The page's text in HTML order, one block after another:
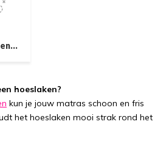
hoeslaken?
kun je jouw matras schoon en fris
het hoeslaken mooi strak rond het